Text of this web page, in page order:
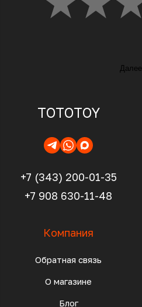
Далее
TOTOTOY
+7 (343) 200-01-35
+7 908 630-11-48
Компания
Обратная связь
О магазине
Блог